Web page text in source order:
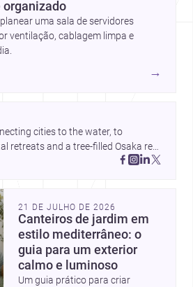
organizado
uma sala de servidores
ventilação, cablagem limpa e
→
cities to the water, to
retreats and a tree-filled Osaka rest
architecture shaping how we
21 DE JULHO DE 2026
Canteiros de jardim em
estilo mediterrâneo: o
guia para um exterior
calmo e luminoso
Um guia prático para criar